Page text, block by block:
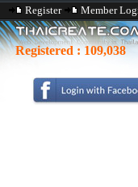
Register Member
Registered : 109,038